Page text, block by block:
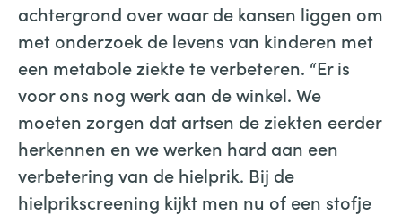
achtergrond over waar de kansen liggen om
met onderzoek de levens van kinderen met
een metabole ziekte te verbeteren. “Er is
voor ons nog werk aan de winkel. We
moeten zorgen dat artsen de ziekten eerder
herkennen en we werken hard aan een
verbetering van de hielprik. Bij de
hielprikscreening kijkt men nu of een stofje